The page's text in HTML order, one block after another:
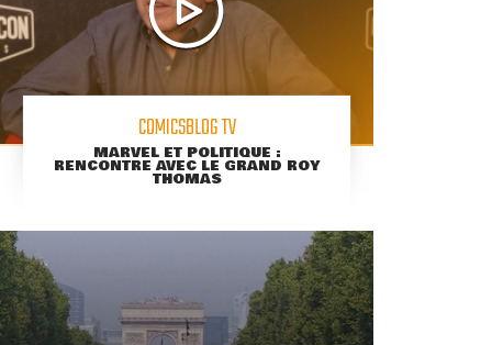
COMICSBLOG TV
MARVEL ET POLITIQUE :
RENCONTRE AVEC LE GRAND ROY
THOMAS